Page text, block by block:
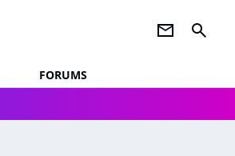
newsletter search
FORUMS